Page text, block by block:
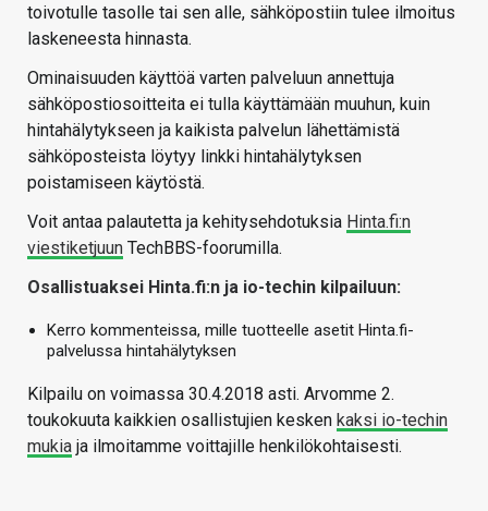
toivotulle tasolle tai sen alle, sähköpostiin tulee ilmoitus
laskeneesta hinnasta.
Ominaisuuden käyttöä varten palveluun annettuja
sähköpostiosoitteita ei tulla käyttämään muuhun, kuin
hintahälytykseen ja kaikista palvelun lähettämistä
sähköposteista löytyy linkki hintahälytyksen
poistamiseen käytöstä.
Voit antaa palautetta ja kehitysehdotuksia Hinta.fi:n
viestiketjuun TechBBS-foorumilla.
Osallistuaksei Hinta.fi:n ja io-techin kilpailuun:
Kerro kommenteissa, mille tuotteelle asetit Hinta.fi-
palvelussa hintahälytyksen
Kilpailu on voimassa 30.4.2018 asti. Arvomme 2.
toukokuuta kaikkien osallistujien kesken kaksi io-techin
mukia ja ilmoitamme voittajille henkilökohtaisesti.